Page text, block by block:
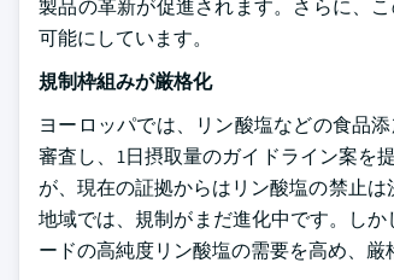
製品の革新が促進されます。さらに、
可能にしています。
規制枠組みが厳格化
ヨーロッパでは、リン酸塩などの食品
審査し、1日摂取量のガイドライン案を
が、現在の証拠からはリン酸塩の禁止
地域では、規制がまだ進化中です。し
ードの高純度リン酸塩の需要を高め、